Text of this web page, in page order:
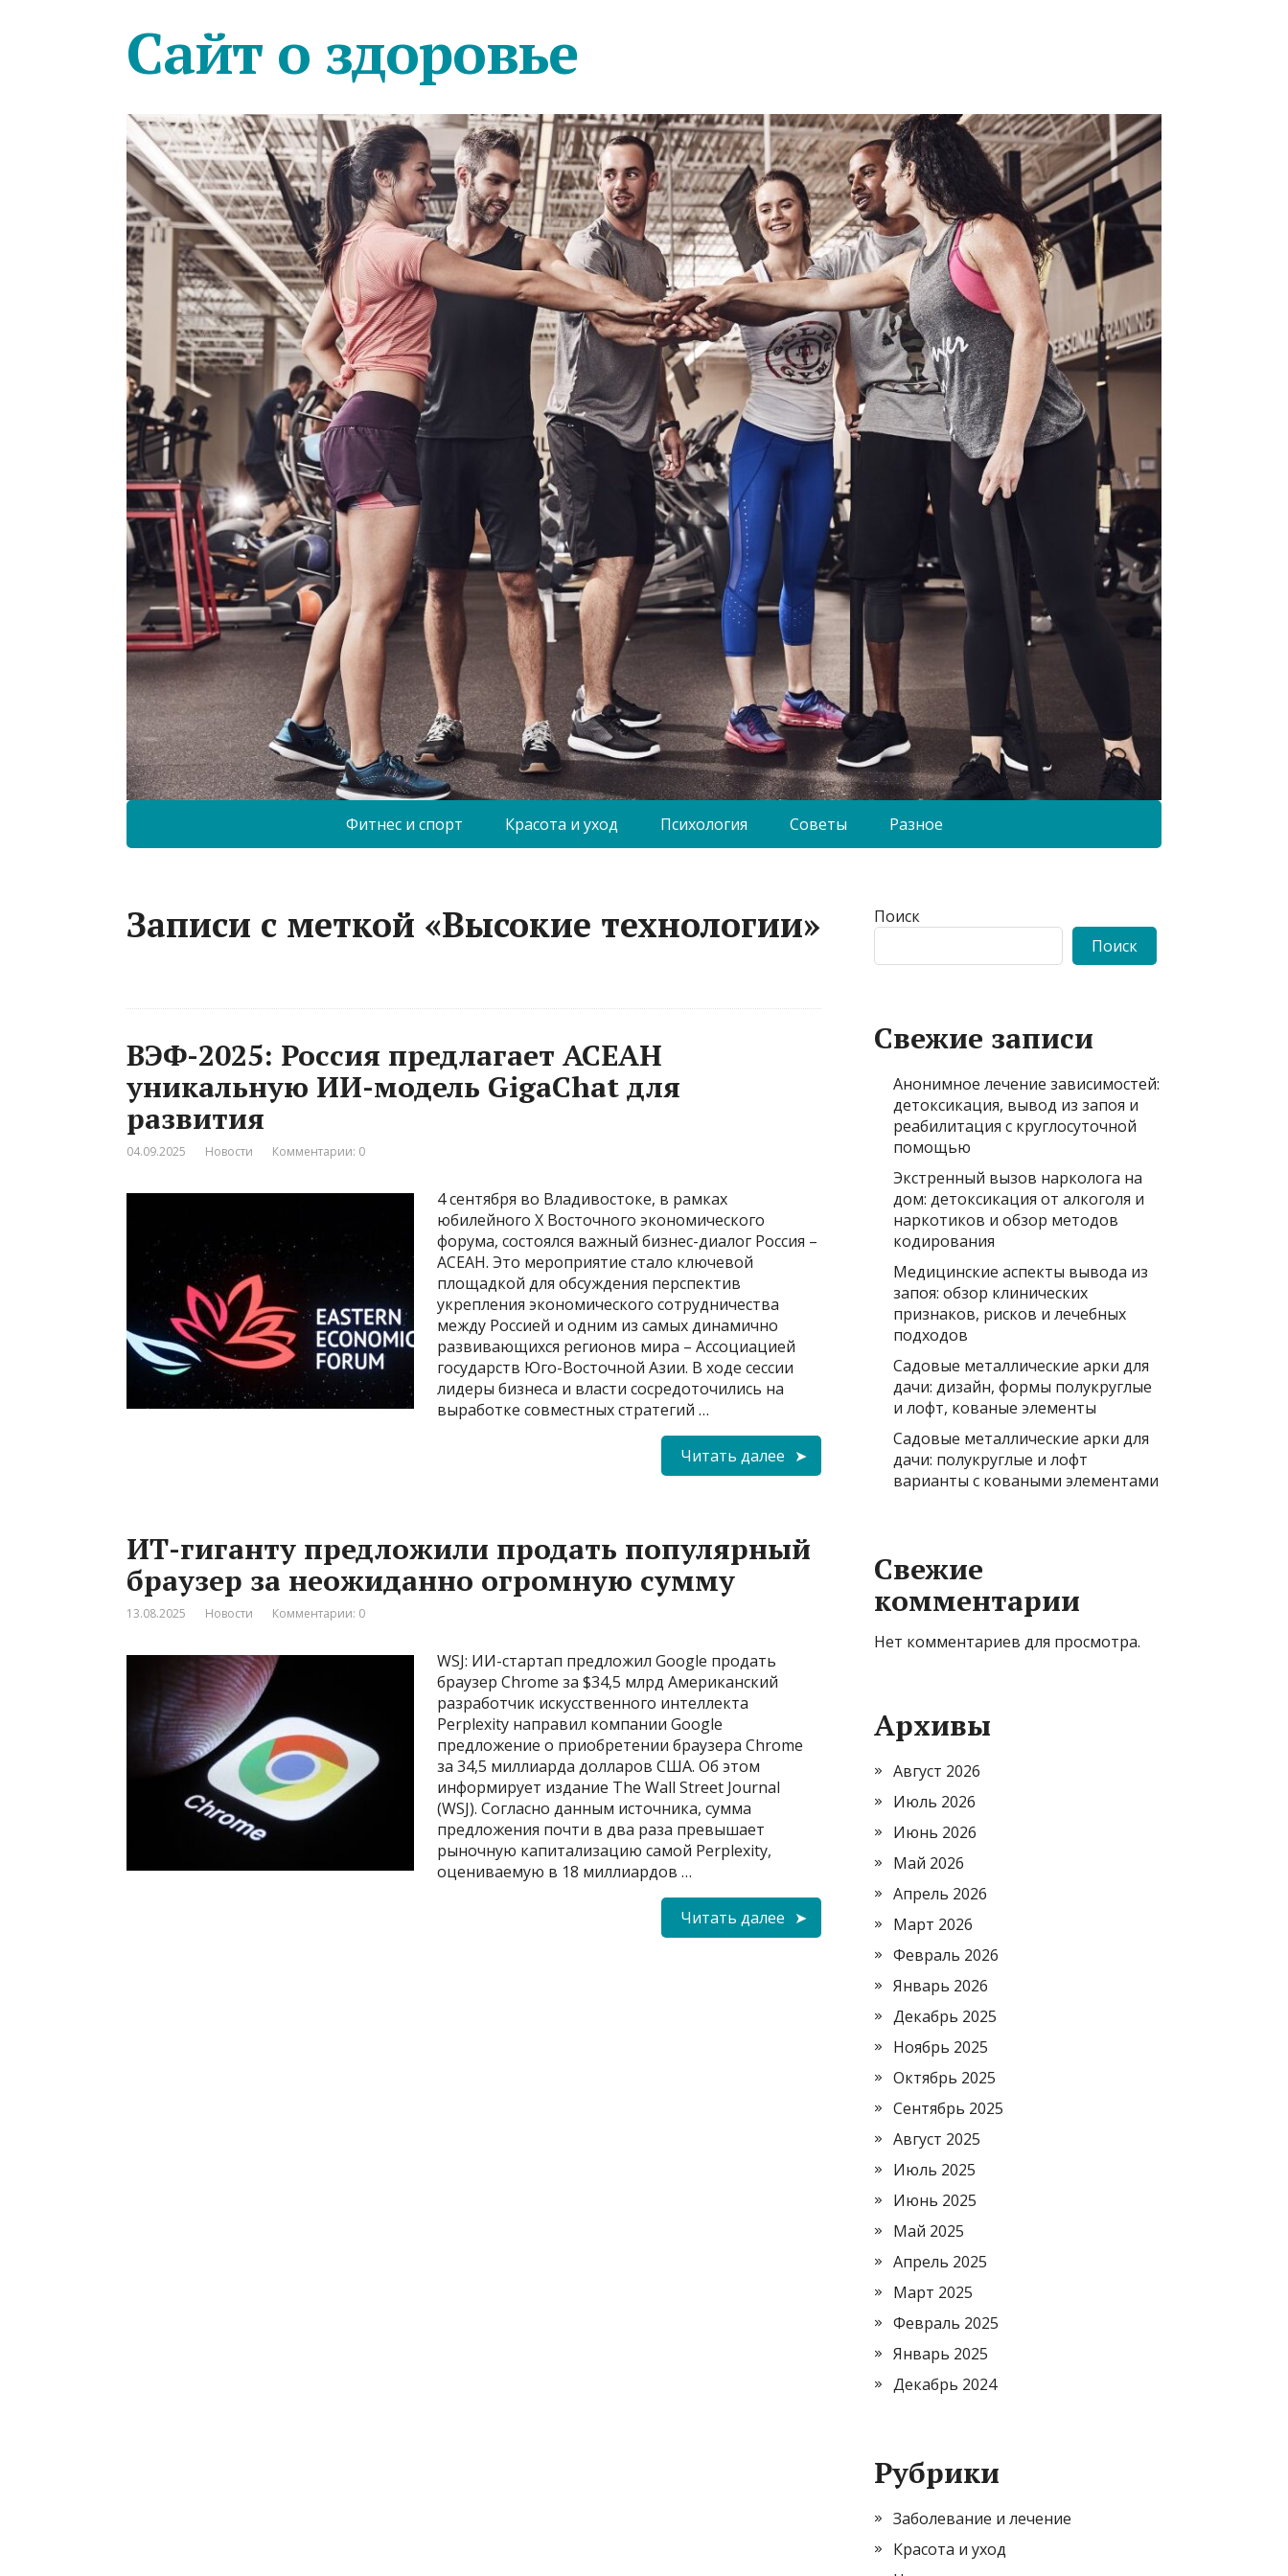
Сайт о здоровье
Фитнес и спорт Красота и уход Психология Советы Разное
Записи с меткой «Высокие технологии»
ВЭФ-2025: Россия предлагает АСЕАН
уникальную ИИ-модель GigaChat для
развития
04.09.2025 Новости Комментарии: 0
4 сентября во Владивостоке, в рамках
юбилейного Х Восточного экономического
форума, состоялся важный бизнес-диалог Россия –
АСЕАН. Это мероприятие стало ключевой
площадкой для обсуждения перспектив
укрепления экономического сотрудничества
между Россией и одним из самых динамично
развивающихся регионов мира – Ассоциацией
государств Юго-Восточной Азии. В ходе сессии
лидеры бизнеса и власти сосредоточились на
выработке совместных стратегий …
Читать далее
ИТ-гиганту предложили продать популярный
браузер за неожиданно огромную сумму
13.08.2025 Новости Комментарии: 0
WSJ: ИИ-стартап предложил Google продать
браузер Chrome за $34,5 млрд Американский
разработчик искусственного интеллекта
Perplexity направил компании Google
предложение о приобретении браузера Chrome
за 34,5 миллиарда долларов США. Об этом
информирует издание The Wall Street Journal
(WSJ). Согласно данным источника, сумма
предложения почти в два раза превышает
рыночную капитализацию самой Perplexity,
оцениваемую в 18 миллиардов …
Читать далее
Поиск
Поиск
Свежие записи
Анонимное лечение зависимостей:
детоксикация, вывод из запоя и
реабилитация с круглосуточной
помощью
Экстренный вызов нарколога на
дом: детоксикация от алкоголя и
наркотиков и обзор методов
кодирования
Медицинские аспекты вывода из
запоя: обзор клинических
признаков, рисков и лечебных
подходов
Садовые металлические арки для
дачи: дизайн, формы полукруглые
и лофт, кованые элементы
Садовые металлические арки для
дачи: полукруглые и лофт
варианты с коваными элементами
Свежие
комментарии
Нет комментариев для просмотра.
Архивы
Август 2026
Июль 2026
Июнь 2026
Май 2026
Апрель 2026
Март 2026
Февраль 2026
Январь 2026
Декабрь 2025
Ноябрь 2025
Октябрь 2025
Сентябрь 2025
Август 2025
Июль 2025
Июнь 2025
Май 2025
Апрель 2025
Март 2025
Февраль 2025
Январь 2025
Декабрь 2024
Рубрики
Заболевание и лечение
Красота и уход